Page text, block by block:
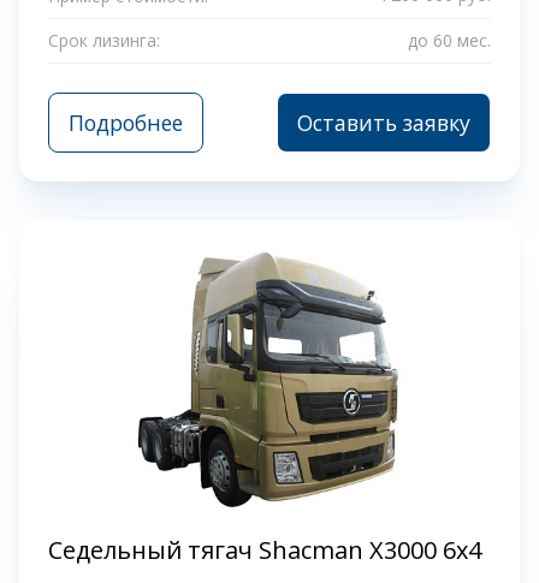
Срок лизинга:
до 60 мес.
Подробнее Оставить заявку
Седельный тягач Shacman X3000 6x4